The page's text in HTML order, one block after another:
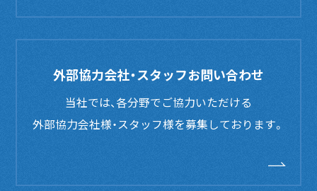
外部協力会社・スタッフお問い合わせ
当社では、各分野でご協力いただける
外部協力会社様・スタッフ様を募集しております。